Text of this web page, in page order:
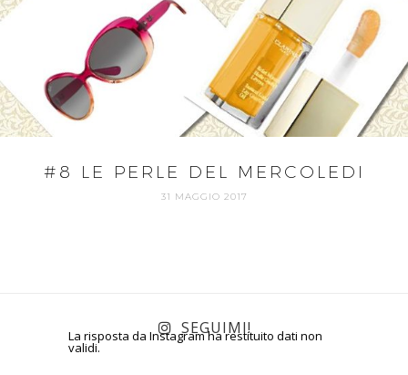
#8 LE PERLE DEL MERCOLEDI
31 MAGGIO 2017
La risposta da Instagram ha restituito dati non
validi.
SEGUIMI!